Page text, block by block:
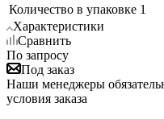
Количество в упаковке 1
Характеристики
Сравнить
По запросу
Под заказ
Наши менеджеры
условия заказа